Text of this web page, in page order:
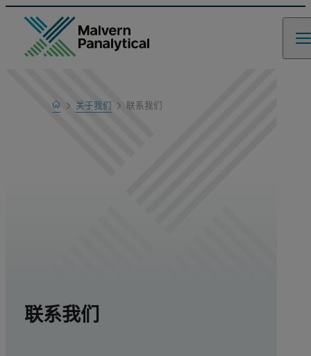
Home关于我们 联系我们
联系我们